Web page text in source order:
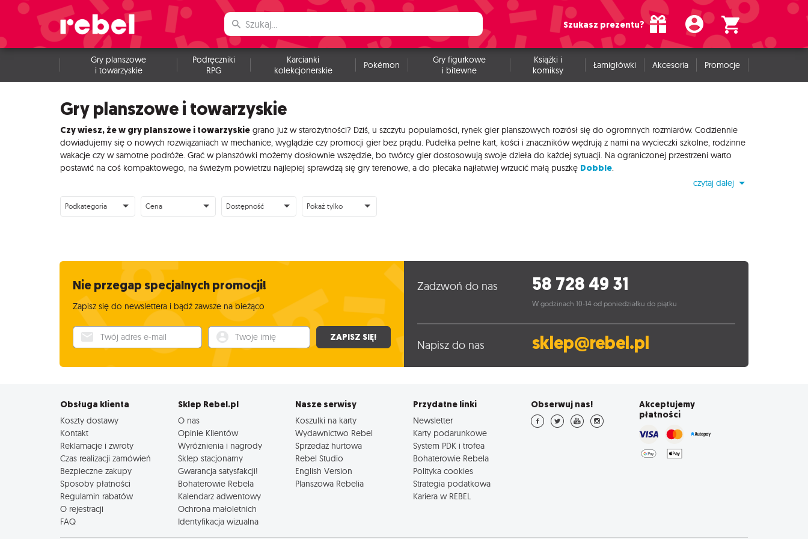
Szukasz prezentu?
Gry planszowe
i towarzyskie
Podręczniki
RPG
Karcianki
kolekcjonerskie
Pokémon
Gry figurkowe
i bitewne
Książki i
komiksy
Łamigłówki Akcesoria Promocje
Gry planszowe i towarzyskie
Czy wiesz, że w gry planszowe i towarzyskie grano już w starożytności? Dziś, u szczytu popularności, rynek gier planszowych rozrósł się do ogromnych rozmiarów. Codziennie
dowiadujemy się o nowych rozwiązaniach w mechanice, wyglądzie czy promocji gier bez prądu. Pudełka pełne kart, kości i znaczników wędrują z nami na wycieczki szkolne, rodzinne
wakacje czy w samotne podróże. Grać w planszówki możemy dosłownie wszędzie, bo twórcy gier dostosowują swoje dzieła do każdej sytuacji. Na ograniczonej przestrzeni warto
postawić na coś kompaktowego, na świeżym powietrzu najlepiej sprawdzą się gry terenowe, a do plecaka najłatwiej wrzucić małą puszkę Dobble.
czytaj dalej
Podkategoria Cena Dostępność Pokaż tylko
Nie przegap specjalnych promocji!
Zapisz się do newslettera i bądź zawsze na bieżąco
Twój adres e-mail Twoje imię ZAPISZ SIĘ!
Zadzwoń do nas 58 728 49 31
W godzinach 10-14 od poniedziałku do piątku
Napisz do nas sklep@rebel.pl
Obsługa klienta
Koszty dostawy
Kontakt
Reklamacje i zwroty
Czas realizacji zamówień
Bezpieczne zakupy
Sposoby płatności
Regulamin rabatów
O rejestracji
FAQ
Sklep Rebel.pl
O nas
Opinie Klientów
Wyróżnienia i nagrody
Sklep stacjonarny
Gwarancja satysfakcji!
Bohaterowie Rebela
Kalendarz adwentowy
Ochrona małoletnich
Identyfikacja wizualna
Nasze serwisy
Koszulki na karty
Wydawnictwo Rebel
Sprzedaż hurtowa
Rebel Studio
English Version
Planszowa Rebelia
Przydatne linki
Newsletter
Karty podarunkowe
System PDK i trofea
Bohaterowie Rebela
Polityka cookies
Strategia podatkowa
Kariera w REBEL
Obserwuj nas!
Akceptujemy
płatności